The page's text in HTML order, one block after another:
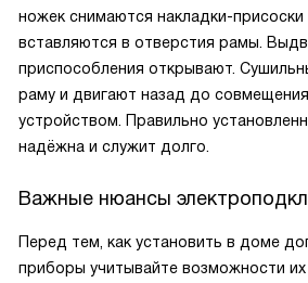
ножек снимаются накладки-присоски
вставляются в отверстия рамы.
приспособления открывают.
раму и двигают назад до
устройством. Правильно
надёжна и служит долго.
Важные нюансы
Перед тем, как установить в доме
приборы учитывайте возможности их